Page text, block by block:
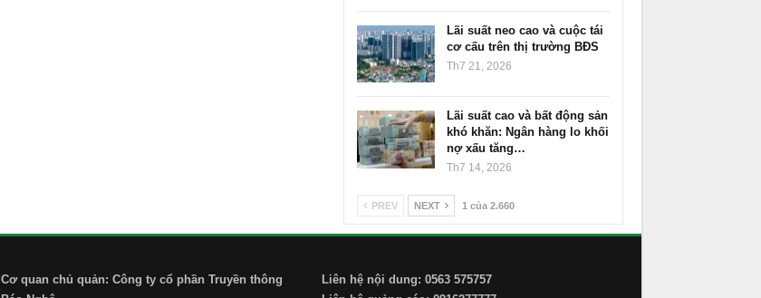
Lãi suất neo cao và cuộc tái
cơ cấu trên thị trường BĐS
Th7 21, 2026
Lãi suất cao và bất động sản
khó khăn: Ngân hàng lo khối
nợ xấu tăng…
Th7 14, 2026
PREV NEXT 1 của 2.660
Cơ quan chủ quản: Công ty cổ phần Truyền thông
Liên hệ nội dung: 0563 575757